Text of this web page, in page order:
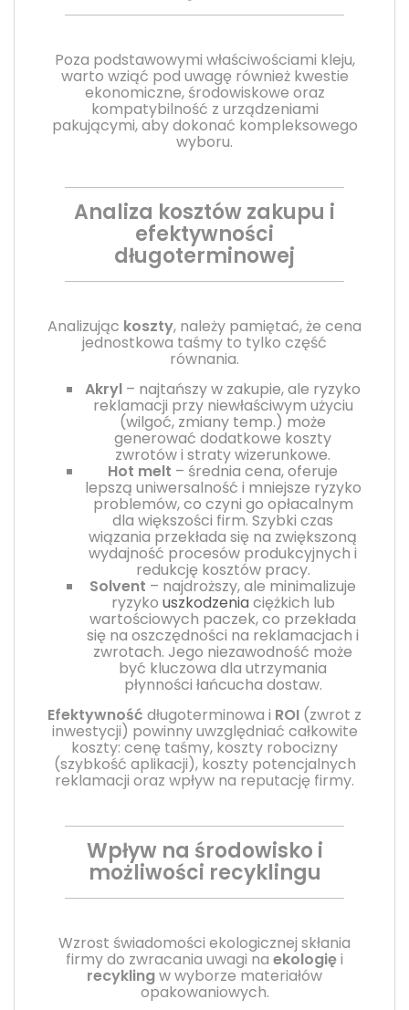
Poza podstawowymi właściwościami kleju,
warto wziąć pod uwagę również kwestie
ekonomiczne, środowiskowe oraz
kompatybilność z urządzeniami
pakującymi, aby dokonać kompleksowego
wyboru.
Analiza kosztów zakupu i
efektywności
długoterminowej
Analizując koszty, należy pamiętać, że cena
jednostkowa taśmy to tylko część
równania.
Akryl – najtańszy w zakupie, ale ryzyko
reklamacji przy niewłaściwym użyciu
(wilgoć, zmiany temp.) może
generować dodatkowe koszty
zwrotów i straty wizerunkowe.
Hot melt – średnia cena, oferuje
lepszą uniwersalność i mniejsze ryzyko
problemów, co czyni go opłacalnym
dla większości firm. Szybki czas
wiązania przekłada się na zwiększoną
wydajność procesów produkcyjnych i
redukcję kosztów pracy.
Solvent – najdroższy, ale minimalizuje
ryzyko uszkodzeniaciężkich lub
wartościowych paczek, co przekłada
się na oszczędności na reklamacjach i
zwrotach. Jego niezawodność może
być kluczowa dla utrzymania
płynności łańcucha dostaw.
Efektywność długoterminowa i ROI (zwrot z
inwestycji) powinny uwzględniać całkowite
koszty: cenę taśmy, koszty robocizny
(szybkość aplikacji), koszty potencjalnych
reklamacji oraz wpływ na reputację firmy.
Wpływ na środowisko i
możliwości recyklingu
Wzrost świadomości ekologicznej skłania
firmy do zwracania uwagi na ekologięi
recyklingw wyborze materiałów
opakowaniowych.